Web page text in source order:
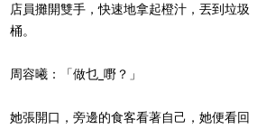
店員攤開雙手，快速地拿起橙汁，丟到垃圾
桶。
周容曦：「做乜_嘢？」
她張開口，旁邊的食客看著自己，她便看回